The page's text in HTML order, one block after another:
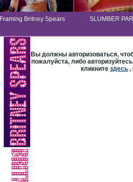
Framing Britney Spears SLUMBER
Вы должны авторизоваться,
пожалуйста, либо
кликнитездесь ,